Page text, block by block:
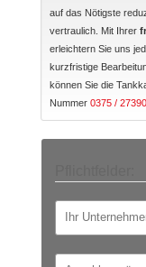
auf das Nötigste
vertraulich. Mit Ihrer
erleichtern Sie uns
kurzfristige
können Sie die
Nummer 0375 / 27390